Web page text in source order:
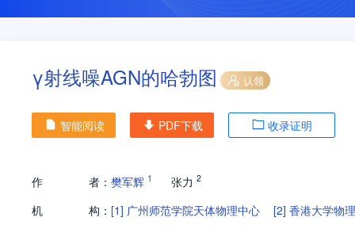
γ射线噪AGN的哈勃图 认领
智能阅读 PDF下载 收录证明
作 者： 樊军辉 1 张力 2
机 构： [1] 广州师范学院天体物理中心 [2] 香港大学物